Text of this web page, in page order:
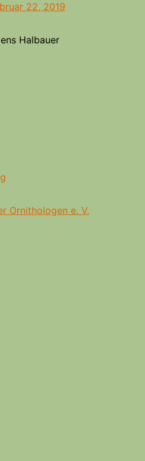
22, 2019
Halbauer
Ornithologen e. V.